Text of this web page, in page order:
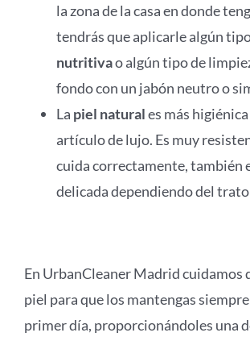
la zona de la casa en donde
tendrás que aplicarle algún
nutritivao algún tipo de
fondo con un jabón neutro o
La piel naturales más
artículo de lujo. Es muy
cuida correctamente, también
delicada dependiendo del trato
En UrbanCleaner Madrid cuidamos
piel para que los mantengas
primer día, proporcionándoles una